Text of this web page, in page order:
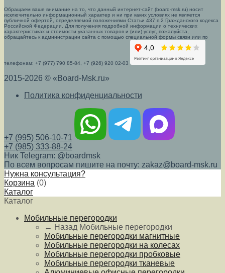
Обращаем ваше внимание на то, что данный интернет-сайт (board-msk.ru) носит
исключительно информационный характер и ни при каких условиях не является
публичной офертой, определяемой положениями Статьи 437 п.2 Гражданского кодекса
Российской Федерации. Для получения подробной информации о технических
характеристиках и стоимости указанных товаров и (или) услуг, пожалуйста,
обращайтесь к администрации сайта с помощью специальной формы связи или по
телефонам: +7 (977) 790 85-84, +7 (926) 920 02-03
2015-2026 © «Board-Msk.ru»
Политика конфиденциальности
+7 (995) 506-10-71
+7 (985) 333-88-24
Ник Telegram: @boardmsk
По всем вопросам пишите на почту: zakaz@board-msk.ru
Нужна консультация?
Корзина (0)
Каталог
Каталог
Мобильные перегородки
← Назад Мобильные перегородки
Мобильные перегородки магнитные
Мобильные перегородки на колесах
Мобильные перегородки пробковые
Мобильные перегородки тканевые